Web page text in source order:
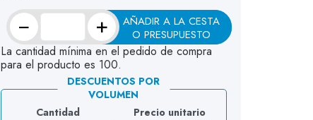
− +
AÑADIR A LA CESTA
O PRESUPUESTO
La cantidad mínima en el pedido de compra
para el producto es 100.
DESCUENTOS POR
VOLUMEN
Cantidad
Precio unitario